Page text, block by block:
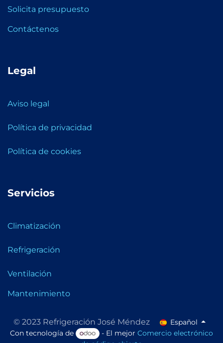
Solicita presupuesto
Contáctenos
Legal
Aviso legal
Política de privacidad
Política de cookies
Servicios
Climatización
Refrigeración
Ventilación
Mantenimiento
© 2023 Refrigeración José Méndez
Español
Con tecnología de
- El mejorComercio electrónico